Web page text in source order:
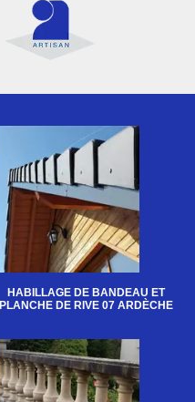
HABILLAGE DE BANDEAU ET
PLANCHE DE RIVE 07 ARDÈCHE